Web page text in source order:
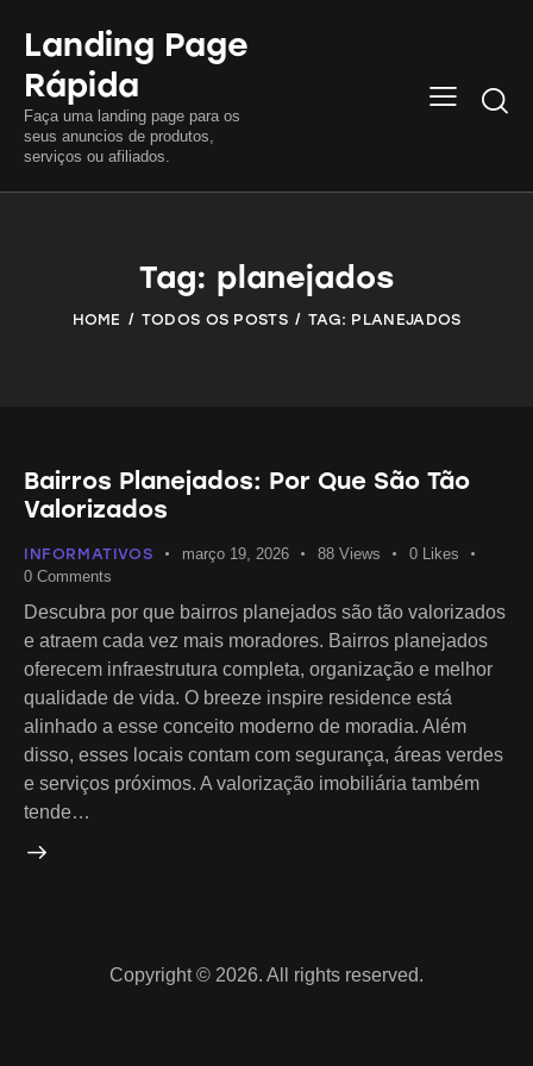
Landing Page
Rápida
Faça uma landing page para os
seus anuncios de produtos,
serviços ou afiliados.
Tag: planejados
HOME TODOS OS POSTS TAG: PLANEJADOS
Bairros Planejados: Por Que São Tão
Valorizados
INFORMATIVOS março 19, 2026 88 Views 0
Likes
0 Comments
Descubra por que bairros planejados são tão valorizados
e atraem cada vez mais moradores. Bairros planejados
oferecem infraestrutura completa, organização e melhor
qualidade de vida. O breeze inspire residence está
alinhado a esse conceito moderno de moradia. Além
disso, esses locais contam com segurança, áreas verdes
e serviços próximos. A valorização imobiliária também
tende…
Copyright © 2026. All rights reserved.